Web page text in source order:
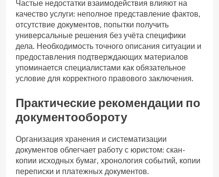
Частые недостатки взаимодействия влияют на
качество услуги: неполное представление фактов,
отсутствие документов, попытки получить
универсальные решения без учёта специфики
дела. Необходимость точного описания ситуации и
предоставления подтверждающих материалов
упоминается специалистами как обязательное
условие для корректного правового заключения.
Практические рекомендации по
документообороту
Организация хранения и систематизации
документов облегчает работу с юристом: скан-
копии исходных бумаг, хронология событий, копии
переписки и платежных документов.